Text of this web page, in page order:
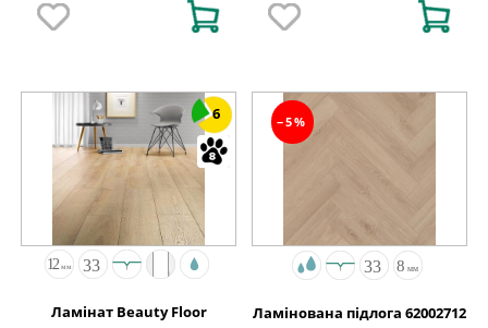
6
Ламінат Beauty Floor
−5%
Ламінована підлога 62002712